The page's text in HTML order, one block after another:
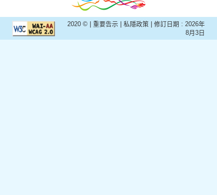
2020 © | 重要告示 | 私隱政策 | 修訂日期 : 2026年
8月3日